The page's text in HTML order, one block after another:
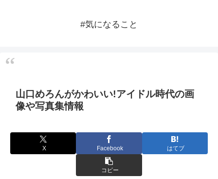
#気になること
山口めろんがかわいい!アイドル時代の画
像や写真集情報
X Facebook はてブ
コピー